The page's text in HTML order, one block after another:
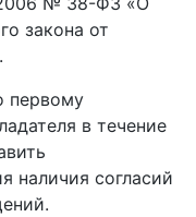
закона от
первому
в течение
наличия согласий